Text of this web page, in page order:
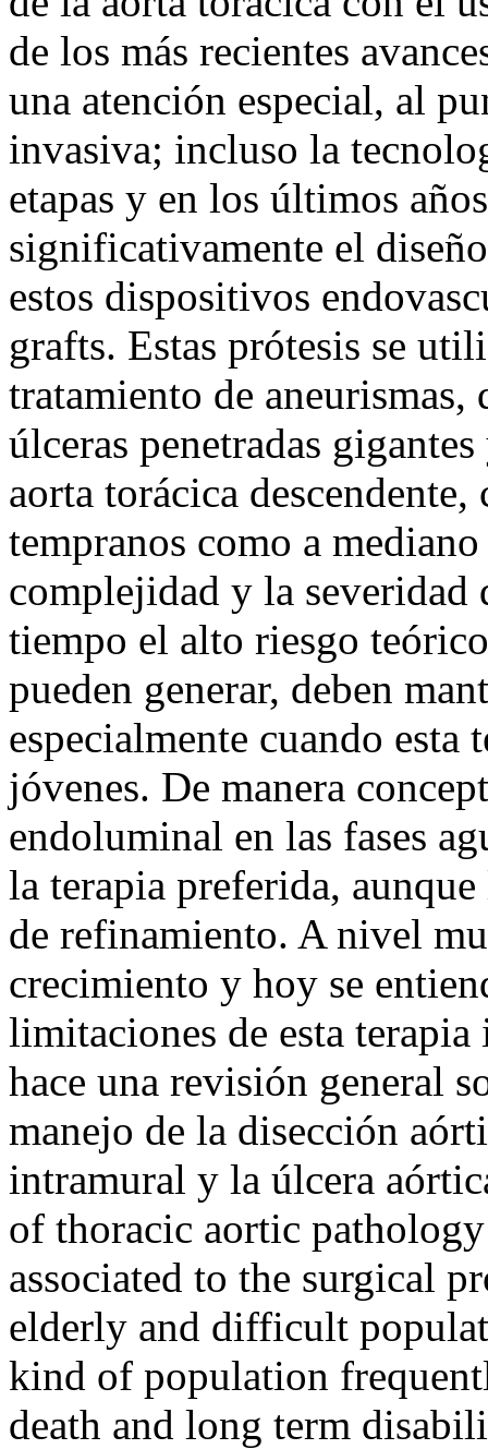
de los más recientes
una atención especial, al
invasiva; incluso la
etapas y en los últimos
significativamente el
estos dispositivos
grafts. Estas prótesis se
tratamiento de aneurismas,
úlceras penetradas
aorta torácica
tempranos como a
complejidad y la
tiempo el alto riesgo
pueden generar, deben
especialmente cuando esta
jóvenes. De manera
endoluminal en las fases
la terapia preferida,
de refinamiento. A nivel
crecimiento y hoy se
limitaciones de esta
hace una revisión general
manejo de la disección
intramural y la úlcera
of thoracic aortic
associated to the surgical
elderly and difficult
kind of population
death and long term